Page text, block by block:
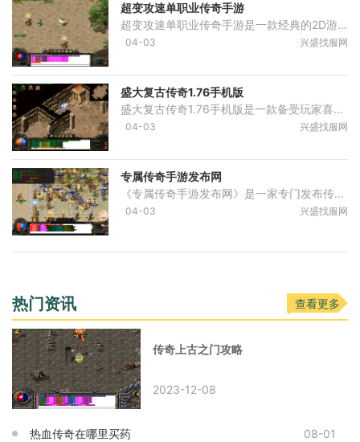
超变攻速单职业传奇手游
超变攻速单职业传奇手游是一款经典的2D游戏，以角色扮演为主题，让玩家享受万人在线的体验，与其他玩家进行互动。游戏中有丰富的强化装备系统、剧情任务、地图传送NPC、装备强化
04-03 兴盛找服网
盛大复古传奇1.76手机版
盛大复古传奇1.76手机版是一款备受玩家喜爱的经典角色扮演类2D游戏。作为传奇游戏的新开传奇之一，该游戏凭借其精彩的玩法和创新的互动方式，在众多手机游戏中脱颖而出，吸引了
04-03 兴盛找服网
专属传奇手游发布网
《专属传奇手游发布网》是一家专门发布传奇类手游的网站，旨在为广大玩家提供最全面、最及时的游戏资讯和精准的玩法介绍。作为一名热爱传奇类游戏的玩家，我们常常为寻找到最
04-03 兴盛找服网
热门资讯 查看更多
传奇上古之门攻略
2023-12-08
热血传奇在哪里买药
08-01